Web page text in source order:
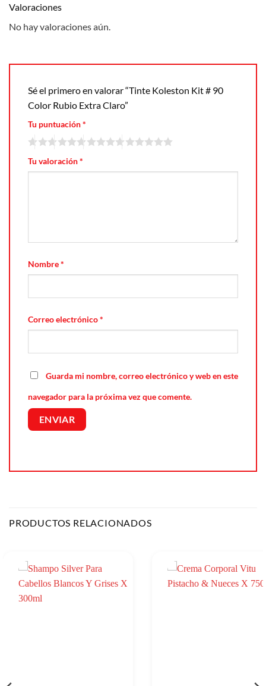
Valoraciones
No hay valoraciones aún.
Sé el primero en valorar “Tinte Koleston Kit # 90
Color Rubio Extra Claro”
Tu puntuación*
Tu valoración*
Nombre*
Correo electrónico*
Guarda mi nombre, correo electrónico y web en este
navegador para la próxima vez que comente.
PRODUCTOS RELACIONADOS